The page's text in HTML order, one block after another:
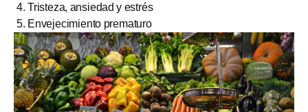
Tristeza, ansiedad y estrés
Envejecimiento prematuro